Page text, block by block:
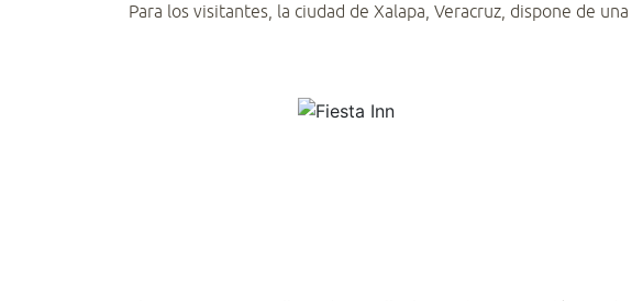
Para los visitantes, la ciudad de Xalapa, Veracruz, dispone de